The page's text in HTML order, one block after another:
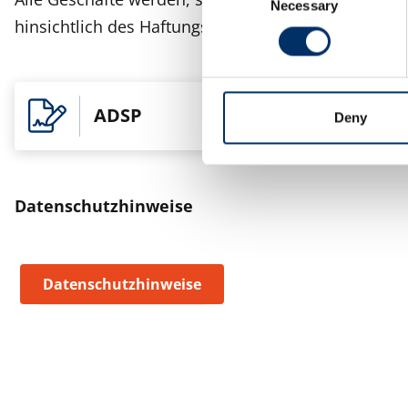
Selection
Necessary
Deny
hinsichtlich des Haftungshöchstbetrages für
ADSP
Datenschutzhinweise
Datenschutzhinweise